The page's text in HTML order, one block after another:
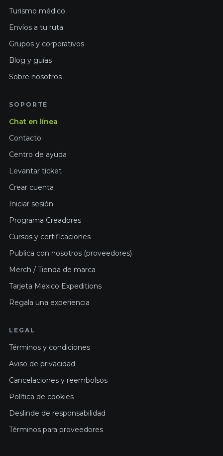
Turismo médico
Envíos a tu ruta
Grupos y corporativos
Blog y guías
Sobre nosotros
SOPORTE
Chat en línea
Contacto
Centro de ayuda
Levantar ticket
Crear cuenta
Iniciar sesión
Programa Creadores
Cursos y certificaciones
Publica con nosotros (proveedores)
Merch / Tienda de marca
Tarjeta Mexico Expeditions
Regala una experiencia
LEGAL
Términos y condiciones
Aviso de privacidad
Cancelaciones y reembolsos
Política de cookies
Deslinde de responsabilidad
Términos para proveedores